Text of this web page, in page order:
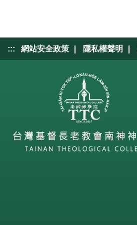
::: 網站安全政策 | 隱私權聲明 |